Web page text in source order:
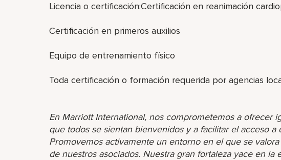
Licencia o certificación:Certificación en reanimación
Certificación en primeros auxilios
Equipo de entrenamiento físico
Toda certificación o formación requerida por agencias
En Marriott International, nos comprometemos a ofrecer
que todos se sientan bienvenidos y a facilitar el acceso a
Promovemos activamente un entorno en el que se
de nuestros asociados. Nuestra gran fortaleza yace en la